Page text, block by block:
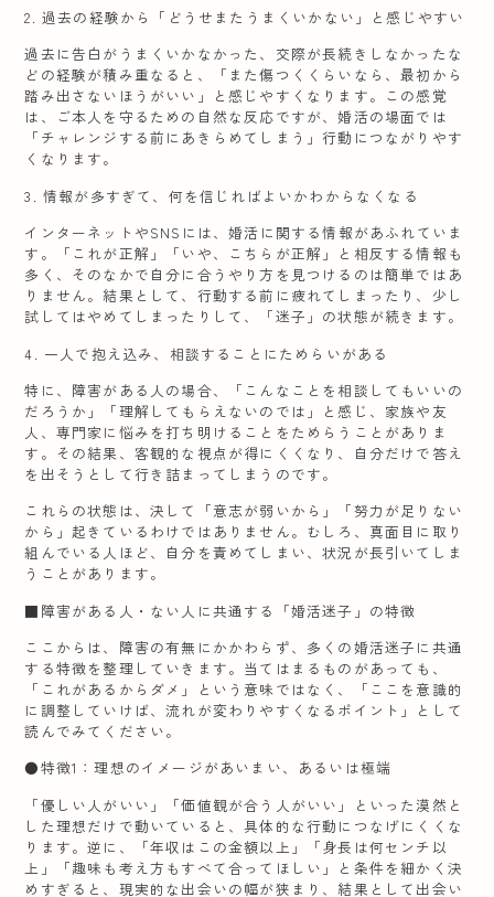
2. 過去の経験から「どうせまたうまくいかない」と感じやすい
過去に告白がうまくいかなかった、交際が長続きしなかったな
どの経験が積み重なると、「また傷つくくらいなら、最初から
踏み出さないほうがいい」と感じやすくなります。この感覚
は、ご本人を守るための自然な反応ですが、婚活の場面では
「チャレンジする前にあきらめてしまう」行動につながりやす
くなります。
3. 情報が多すぎて、何を信じればよいかわからなくなる
インターネットやSNSには、婚活に関する情報があふれていま
す。「これが正解」「いや、こちらが正解」と相反する情報も
多く、そのなかで自分に合うやり方を見つけるのは簡単ではあ
りません。結果として、行動する前に疲れてしまったり、少し
試してはやめてしまったりして、「迷子」の状態が続きます。
4. 一人で抱え込み、相談することにためらいがある
特に、障害がある人の場合、「こんなことを相談してもいいの
だろうか」「理解してもらえないのでは」と感じ、家族や友
人、専門家に悩みを打ち明けることをためらうことがありま
す。その結果、客観的な視点が得にくくなり、自分だけで答え
を出そうとして行き詰まってしまうのです。
これらの状態は、決して「意志が弱いから」「努力が足りない
から」起きているわけではありません。むしろ、真面目に取り
組んでいる人ほど、自分を責めてしまい、状況が長引いてしま
うことがあります。
■障害がある人・ない人に共通する「婚活迷子」の特徴
ここからは、障害の有無にかかわらず、多くの婚活迷子に共通
する特徴を整理していきます。当てはまるものがあっても、
「これがあるからダメ」という意味ではなく、「ここを意識的
に調整していけば、流れが変わりやすくなるポイント」として
読んでみてください。
●特徴1：理想のイメージがあいまい、あるいは極端
「優しい人がいい」「価値観が合う人がいい」といった漠然と
した理想だけで動いていると、具体的な行動につなげにくくな
ります。逆に、「年収はこの金額以上」「身長は何センチ以
上」「趣味も考え方もすべて合ってほしい」と条件を細かく決
めすぎると、現実的な出会いの幅が狭まり、結果として出会い